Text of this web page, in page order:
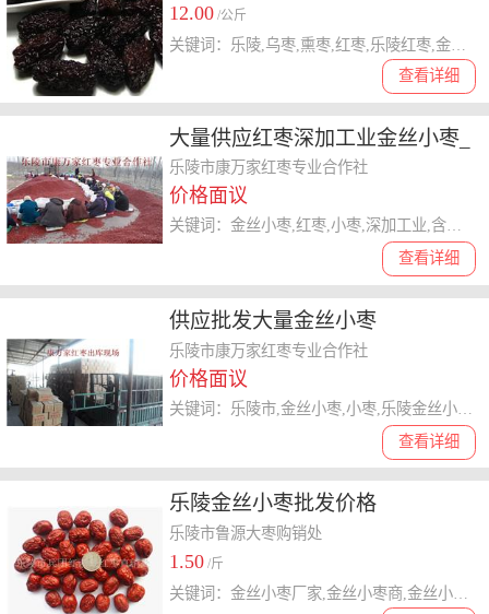
12.00 /公斤
查看详细
大量供应红枣深加工业金丝小枣_
三等级金丝小枣
乐陵市康万家红枣专业合作社
价格面议
查看详细
关键词：金丝小枣,红枣,小枣,深加工业,含水率,单果,皱折
供应批发大量金丝小枣
乐陵市康万家红枣专业合作社
价格面议
查看详细
乐陵金丝小枣批发价格
乐陵市鲁源大枣购销处
1.50 /斤